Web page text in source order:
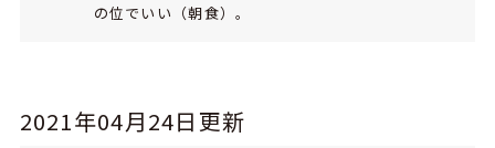
の位でいい（朝食）。
2021年04月24日更新